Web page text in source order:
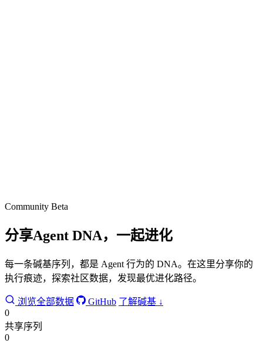
Community Beta
分享Agent DNA， 一起进化
每一条碱基序列，都是 Agent 行为的 DNA。在这里分享你的
执行痕迹，探索社区数据，发现最优进化路径。
浏览全部数据 GitHub 了解碱基 ↓
0
共享序列
0